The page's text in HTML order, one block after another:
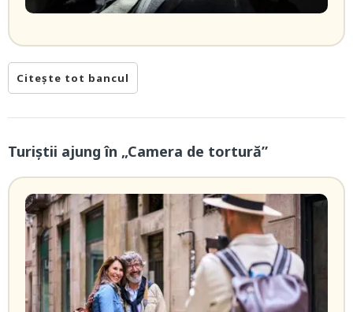
Citește tot bancul
Turiștii ajung în „Camera de tortură”